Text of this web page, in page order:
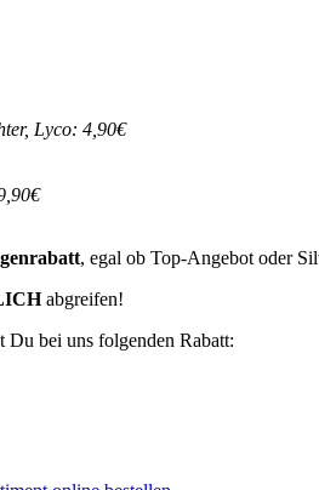
Lyco: 4,90€
, egal ob Top-Angebot oder
abgreifen!
bei uns folgenden Rabatt: